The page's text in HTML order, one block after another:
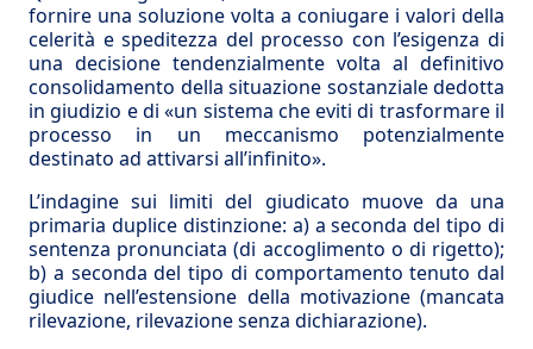
fornire una soluzione volta a coniugare i valori della
celerità e speditezza del processo con l’esigenza di
una decisione tendenzialmente volta al definitivo
consolidamento della situazione sostanziale dedotta
in giudizio e di «un sistema che eviti di trasformare il
processo in un meccanismo potenzialmente
destinato ad attivarsi all’infinito».
L’indagine sui limiti del giudicato muove da una
primaria duplice distinzione: a) a seconda del tipo di
sentenza pronunciata (di accoglimento o di rigetto);
b) a seconda del tipo di comportamento tenuto dal
giudice nell’estensione della motivazione (mancata
rilevazione, rilevazione senza dichiarazione).